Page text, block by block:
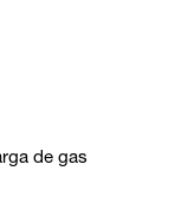
de gas